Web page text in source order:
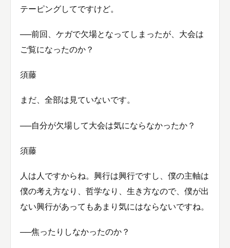
テーピングしてですけど。
──前回、ケガで欠場となってしまったが、大会は
ご覧になったのか？
須藤
まだ、全部は見ていないです。
──自分が欠場して大会は気にならなかったか？
須藤
人は人ですからね。興行は興行ですし、僕の主軸は
僕の考え方なり、哲学なり、生き方なので、僕が出
ない興行があってもあまり気にはならないですね。
──焦ったりしなかったのか？